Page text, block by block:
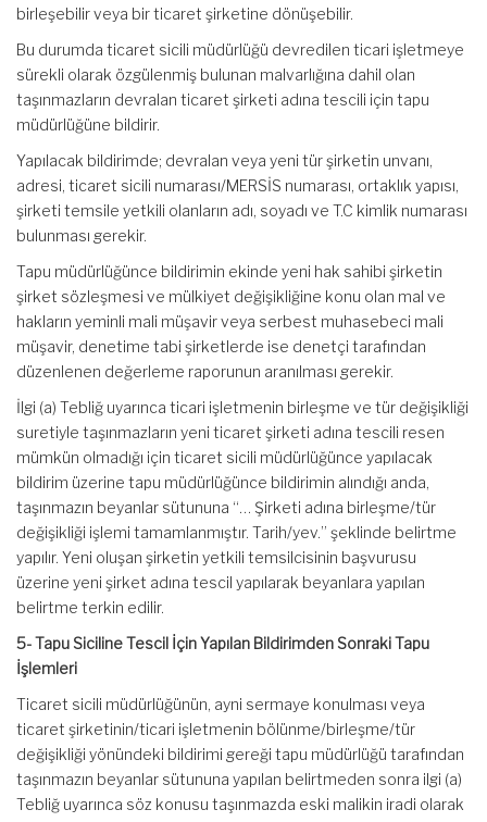
birleşebilir veya bir ticaret şirketine dönüşebilir.
Bu durumda ticaret sicili müdürlüğü devredilen ticari işletmeye
sürekli olarak özgülenmiş bulunan malvarlığına dahil olan
taşınmazların devralan ticaret şirketi adına tescili için tapu
müdürlüğüne bildirir.
Yapılacak bildirimde; devralan veya yeni tür şirketin unvanı,
adresi, ticaret sicili numarası/MERSİS numarası, ortaklık yapısı,
şirketi temsile yetkili olanların adı, soyadı ve T.C kimlik numarası
bulunması gerekir.
Tapu müdürlüğünce bildirimin ekinde yeni hak sahibi şirketin
şirket sözleşmesi ve mülkiyet değişikliğine konu olan mal ve
hakların yeminli mali müşavir veya serbest muhasebeci mali
müşavir, denetime tabi şirketlerde ise denetçi tarafından
düzenlenen değerleme raporunun aranılması gerekir.
İlgi (a) Tebliğ uyarınca ticari işletmenin birleşme ve tür değişikliği
suretiyle taşınmazların yeni ticaret şirketi adına tescili resen
mümkün olmadığı için ticaret sicili müdürlüğünce yapılacak
bildirim üzerine tapu müdürlüğünce bildirimin alındığı anda,
taşınmazın beyanlar sütununa “… Şirketi adına birleşme/tür
değişikliği işlemi tamamlanmıştır. Tarih/yev.” şeklinde belirtme
yapılır. Yeni oluşan şirketin yetkili temsilcisinin başvurusu
üzerine yeni şirket adına tescil yapılarak beyanlara yapılan
belirtme terkin edilir.
5- Tapu Siciline Tescil İçin Yapılan Bildirimden Sonraki Tapu
İşlemleri
Ticaret sicili müdürlüğünün, ayni sermaye konulması veya
ticaret şirketinin/ticari işletmenin bölünme/birleşme/tür
değişikliği yönündeki bildirimi gereği tapu müdürlüğü tarafından
taşınmazın beyanlar sütununa yapılan belirtmeden sonra ilgi (a)
Tebliğ uyarınca söz konusu taşınmazda eski malikin iradi olarak